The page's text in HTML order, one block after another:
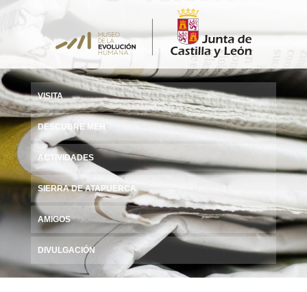
VISITA
DESCUBRE MEH
ACTIVIDADES
SIERRA DE ATAPUERCA
AMIGOS
DIVULGACIÓN